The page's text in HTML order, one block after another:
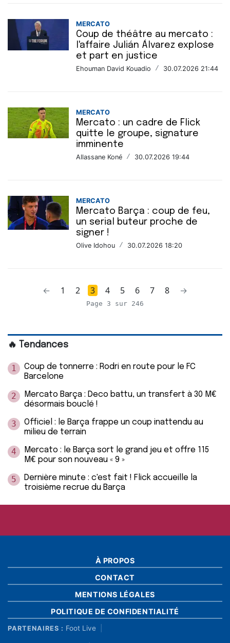
MERCATO
Coup de théâtre au mercato :
l'affaire Julián Álvarez explose
et part en justice
Ehouman David Kouadio / 30.07.2026 21:44
MERCATO
Mercato : un cadre de Flick
quitte le groupe, signature
imminente
Allassane Koné / 30.07.2026 19:44
MERCATO
Mercato Barça : coup de feu,
un serial buteur proche de
signer !
Olive Idohou / 30.07.2026 18:20
← 1 2 3 4 5 6 7 8 →
Page 3 sur 246
🔥 Tendances
1
Coup de tonnerre : Rodri en route pour le FC
Barcelone
2
Mercato Barça : Deco battu, un transfert à 30 M€
désormais bouclé !
3
Officiel : le Barça frappe un coup inattendu au
milieu de terrain
4
Mercato : le Barça sort le grand jeu et offre 115
M€ pour son nouveau « 9 »
5
Dernière minute : c'est fait ! Flick accueille la
troisième recrue du Barça
À PROPOS
CONTACT
MENTIONS LÉGALES
POLITIQUE DE CONFIDENTIALITÉ
PARTENAIRES : Foot Live